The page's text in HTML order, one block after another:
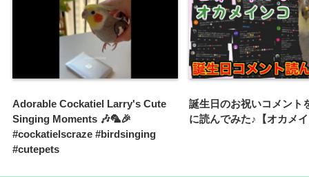
Adorable Cockatiel Larry's Cute
Singing Moments 🎶🦜🎉
#cockatielscraze #birdsinging
#cutepets
誕生日のお祝いコメント
に読んでみた♪【オカメ